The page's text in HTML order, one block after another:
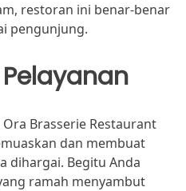
restoran ini benar-benar
pengunjung.
Brasserie Restaurant
dan membuat
dihargai. Begitu Anda
ramah menyambut